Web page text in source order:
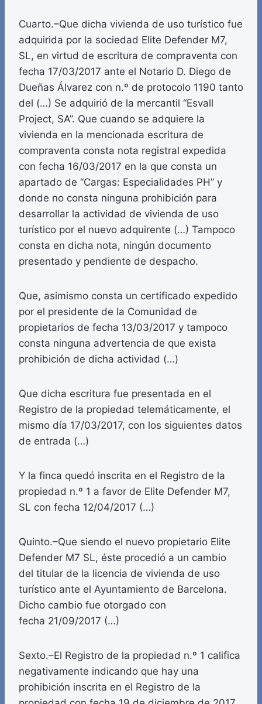
Cuarto.–Que dicha vivienda de uso turístico fue
adquirida por la sociedad Elite Defender M7,
SL, en virtud de escritura de compraventa con
fecha 17/03/2017 ante el Notario D. Diego de
Dueñas Álvarez con n.º de protocolo 1190 tanto
del (…) Se adquirió de la mercantil “Esvall
Project, SA”. Que cuando se adquiere la
vivienda en la mencionada escritura de
compraventa consta nota registral expedida
con fecha 16/03/2017 en la que consta un
apartado de “Cargas: Especialidades PH” y
donde no consta ninguna prohibición para
desarrollar la actividad de vivienda de uso
turístico por el nuevo adquirente (…) Tampoco
consta en dicha nota, ningún documento
presentado y pendiente de despacho.
Que, asimismo consta un certificado expedido
por el presidente de la Comunidad de
propietarios de fecha 13/03/2017 y tampoco
consta ninguna advertencia de que exista
prohibición de dicha actividad (…)
Que dicha escritura fue presentada en el
Registro de la propiedad telemáticamente, el
mismo día 17/03/2017, con los siguientes datos
de entrada (…)
Y la finca quedó inscrita en el Registro de la
propiedad n.º 1 a favor de Elite Defender M7,
SL con fecha 12/04/2017 (…)
Quinto.–Que siendo el nuevo propietario Elite
Defender M7 SL, éste procedió a un cambio
del titular de la licencia de vivienda de uso
turístico ante el Ayuntamiento de Barcelona.
Dicho cambio fue otorgado con
fecha 21/09/2017 (…)
Sexto.–El Registro de la propiedad n.º 1 califica
negativamente indicando que hay una
prohibición inscrita en el Registro de la